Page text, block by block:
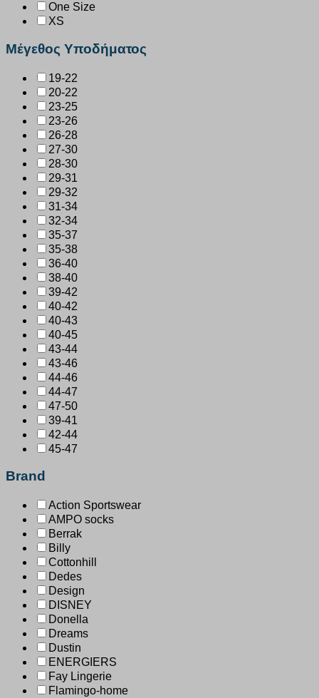
One Size
XS
Μέγεθος Υποδήματος
19-22
20-22
23-25
23-26
26-28
27-30
28-30
29-31
29-32
31-34
32-34
35-37
35-38
36-40
38-40
39-42
40-42
40-43
40-45
43-44
43-46
44-46
44-47
47-50
39-41
42-44
45-47
Brand
Action Sportswear
AMPO socks
Berrak
Billy
Cottonhill
Dedes
Design
DISNEY
Donella
Dreams
Dustin
ENERGIERS
Fay Lingerie
Flamingo-home